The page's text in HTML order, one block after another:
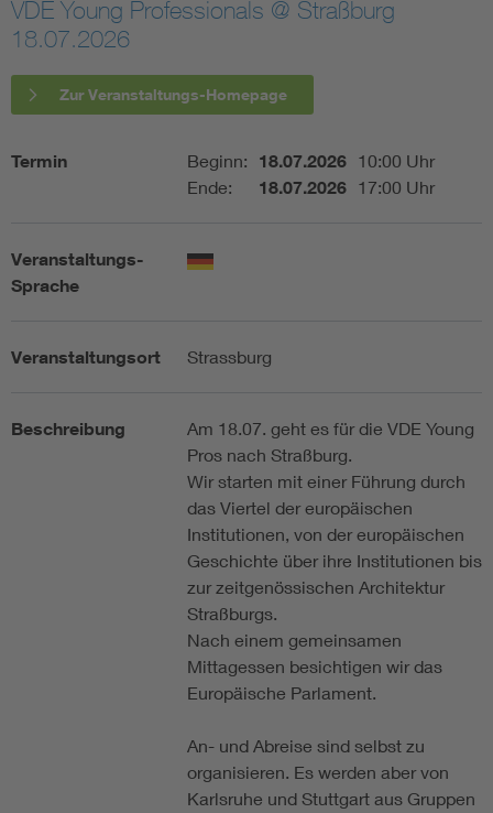
Assisted Living
Electromobility
Energy efficiency
Functional safety
VDE Young Professionals @ Straßburg
18.07.2026
Zur Veranstaltungs-Homepage
Termin Beginn: 18.07.2026 10:00 Uhr
Ende:
18.07.2026 17:00 Uhr
Veranstaltungs-
Sprache
Veranstaltungsort Strassburg
Beschreibung
Am 18.07. geht es für die VDE Young
Pros nach Straßburg.
Wir starten mit einer Führung durch
das Viertel der europäischen
Institutionen, von der europäischen
Geschichte über ihre Institutionen bis
zur zeitgenössischen Architektur
Straßburgs.
Nach einem gemeinsamen
Mittagessen besichtigen wir das
Europäische Parlament.
An- und Abreise sind selbst zu
organisieren. Es werden aber von
Karlsruhe und Stuttgart aus Gruppen